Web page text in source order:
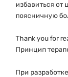
избавиться от
поясничную
Thank you for
Принцип
При